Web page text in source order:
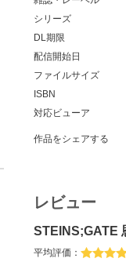
シリーズ
DL期限
配信開始日
ファイルサイズ
ISBN
対応ビューア
作品をシェアする
レビュー
STEINS;GATE
平均評価：